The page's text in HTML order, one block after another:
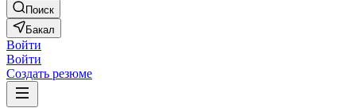
Поиск
Бакал
Войти
Войти
Создать резюме